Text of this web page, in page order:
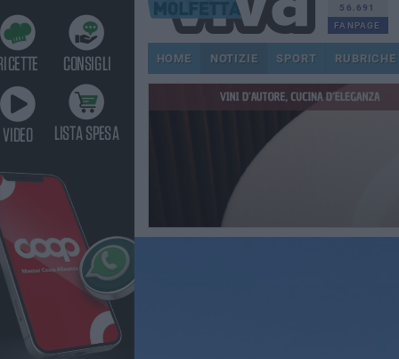
56.691
FANPAGE
HOME NOTIZIE SPORT RUBRICHE